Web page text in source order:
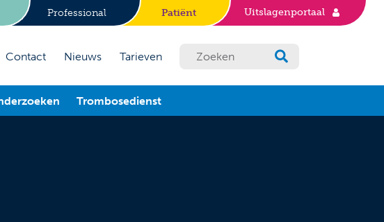
Professional Patiënt Uitslagenportaal
Contact Nieuws Tarieven
Trombosedienst